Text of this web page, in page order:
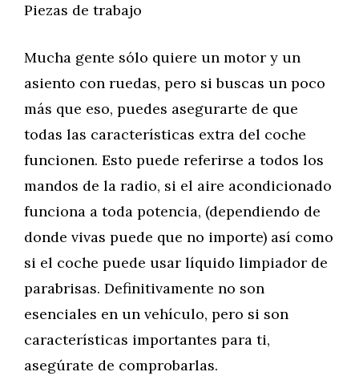
Piezas de trabajo
Mucha gente sólo quiere un motor y un
asiento con ruedas, pero si buscas un poco
más que eso, puedes asegurarte de que
todas las características extra del coche
funcionen. Esto puede referirse a todos los
mandos de la radio, si el aire acondicionado
funciona a toda potencia, (dependiendo de
donde vivas puede que no importe) así como
si el coche puede usar líquido limpiador de
parabrisas. Definitivamente no son
esenciales en un vehículo, pero si son
características importantes para ti,
asegúrate de comprobarlas.